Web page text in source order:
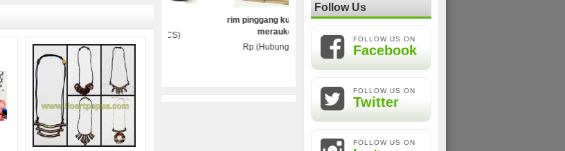
rim pinggang kulit buaya
Rp (Hubungi CS)
Tifa
Rp (Hubungi CS)
Follow Us
FOLLOW US ON
Facebook
FOLLOW US ON
Twitter
FOLLOW US ON